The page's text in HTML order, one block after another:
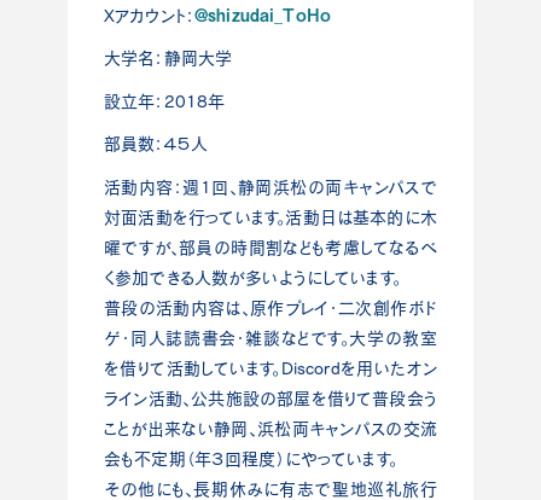
Xアカウント： @shizudai_ToHo
大学名：静岡大学
設立年：2018年
部員数：４５人
活動内容：週1回、静岡浜松の両キャンパスで
対面活動を行っています。活動日は基本的に木
曜ですが、部員の時間割なども考慮してなるべ
く参加できる人数が多いようにしています。
普段の活動内容は、原作プレイ・二次創作ボド
ゲ・同人誌読書会・雑談などです。大学の教室
を借りて活動しています。Discordを用いたオン
ライン活動、公共施設の部屋を借りて普段会う
ことが出来ない静岡、浜松両キャンパスの交流
会も不定期（年３回程度）にやっています。
その他にも、長期休みに有志で聖地巡礼旅行